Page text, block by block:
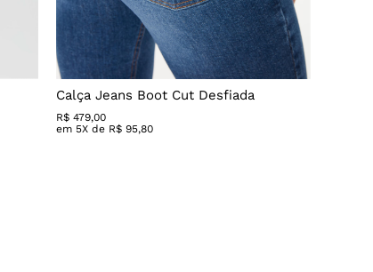
Calça Jeans Boot Cut Desfiada
R$ 479,00
em 5X de R$ 95,80